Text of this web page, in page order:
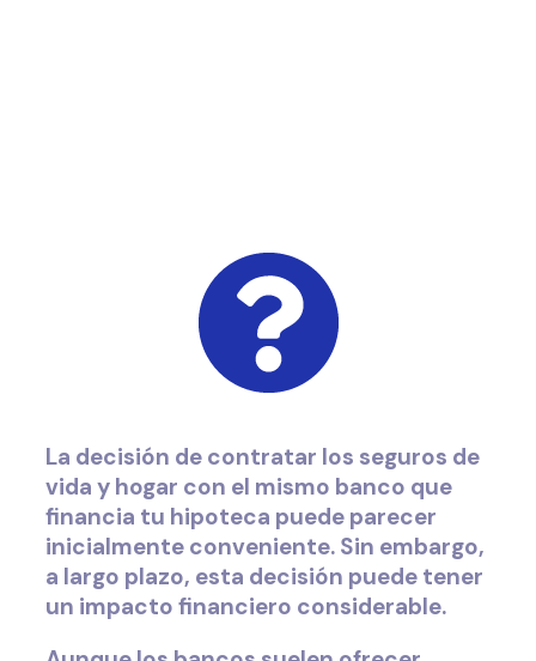
La decisión de contratar los seguros de
vida y hogar con el mismo banco que
financia tu hipoteca puede parecer
inicialmente conveniente. Sin embargo,
a largo plazo, esta decisión puede tener
un impacto financiero considerable.